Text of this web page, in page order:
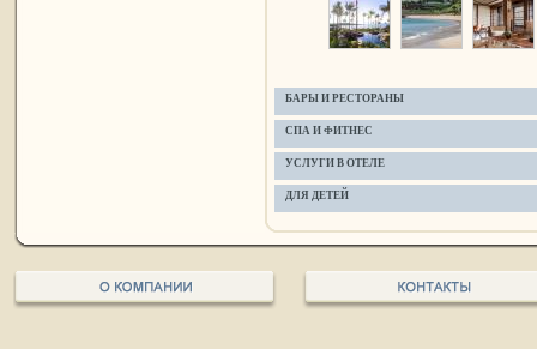
БАРЫ И РЕСТОРАНЫ
СПА И ФИТНЕС
УСЛУГИ В ОТЕЛЕ
ДЛЯ ДЕТЕЙ